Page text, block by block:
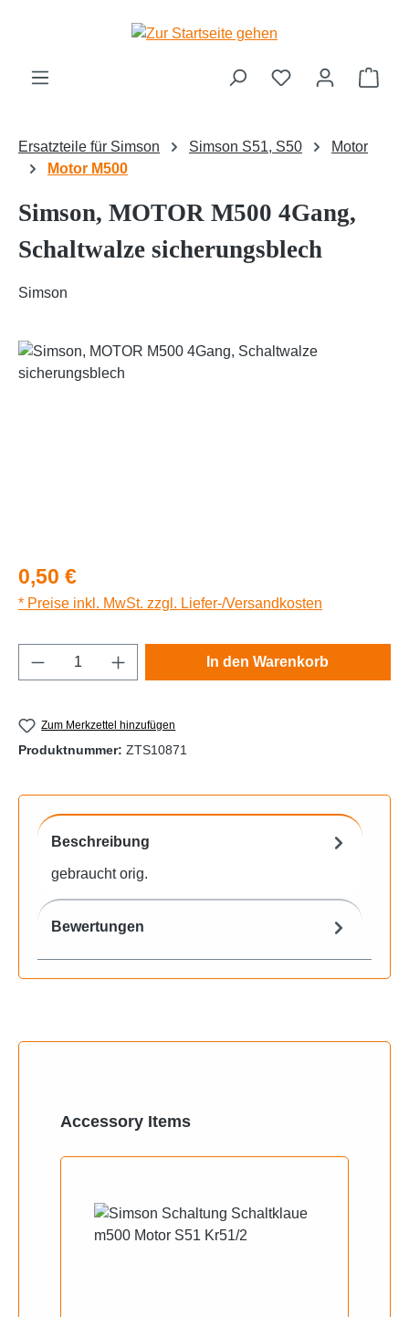
Zum Hauptinhalt springen
Ersatzteile für Simson Simson S51, S50
Motor
Motor M500
Simson, MOTOR M500 4Gang,
Schaltwalze sicherungsblech
Simson
Bildergalerie überspringen
Regulärer Preis:
0,50 €
* Preise inkl. MwSt. zzgl. Liefer-/Versandkosten
Produkt Anzahl: Gib den gewünschten
In den Warenkorb
Zum Merkzettel hinzufügen
Produktnummer: ZTS10871
Beschreibung
gebraucht orig.
Bewertungen
Produktgalerie überspringen
Accessory Items